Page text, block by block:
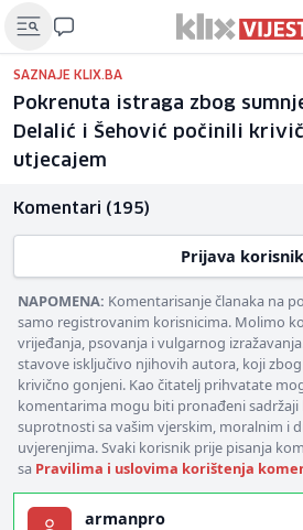
SAZNAJE KLIX.BA
Pokrenuta istraga zbog
Delalić i Šehović počinili
utjecajem
Komentari (195)
Prijava
NAPOMENA: Komentarisanje članaka na
samo registrovanim korisnicima. Molimo
vrijeđanja, psovanja i vulgarnog
stavove isključivo njihovih autora, koji
krivično gonjeni. Kao čitatelj prihvatate
komentarima mogu biti pronađeni
suprotnosti sa vašim vjerskim, moralnim i
uvjerenjima. Svaki korisnik prije pisanja
sa Pravilima i uslovima korištenja
armanpro